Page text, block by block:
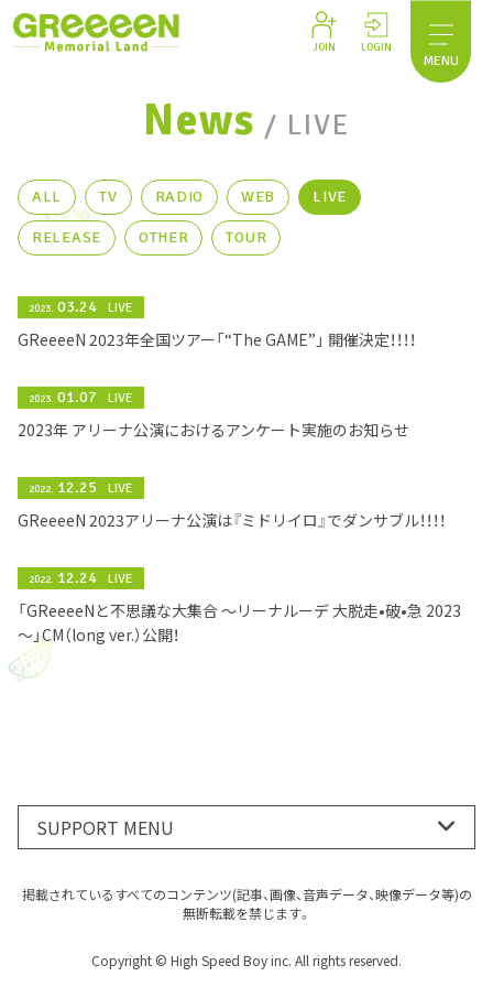
JOIN LOGIN
MENU
News / LIVE
ALL TV RADIO WEB LIVE
RELEASE OTHER TOUR
2023. 03.24 LIVE
GReeeeN 2023年全国ツアー「“The GAME”」 開催決定！！！！
2023. 01.07 LIVE
2023年 アリーナ公演におけるアンケート実施のお知らせ
2022. 12.25 LIVE
GReeeeN 2023アリーナ公演は『ミドリイロ』でダンサブル！！！！
2022. 12.24 LIVE
「GReeeeNと不思議な大集合 ～リーナルーデ 大脱走•破•急 2023
～」CM（long ver.）公開！
SUPPORT MENU
掲載されているすべてのコンテンツ(記事、画像、音声データ、映像データ等)の
無断転載を禁じます。
Copyright © High Speed Boy inc. All rights reserved.